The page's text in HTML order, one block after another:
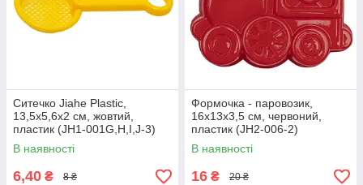
Ситечко Jiahe Plastic,
13,5x5,6x2 см, жовтий,
пластик (JH1-001G,H,I,J-3)
В наявності
6,40 ₴ 8 ₴
Формочка - паровозик,
16x13x3,5 см, червоний,
пластик (JH2-006-2)
В наявності
16 ₴ 20 ₴